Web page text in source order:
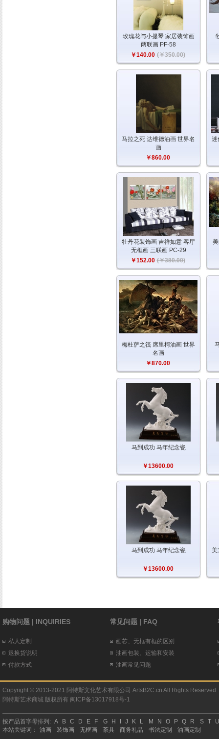
玫瑰花与小提琴 家居装饰画
两联画 PF-58
￥140.00 (￥350.00)
马拉之死 达维德油画 世界名
画
￥860.00
迷
牡丹花装饰画 吉祥如意 客厅
无框画 三联画 PC-29
￥152.00 (￥380.00)
梅杜萨之筏 席里柯油画 世界
名画
￥870.00
马到成功 马年纪念瓷
￥13600.00
马到成功 马年纪念瓷
￥13600.00
美
购物问题 | INQUIRIES
私人定制
退换货说明
付款方式
常见问题 | FAQ
画芯、无框有框的区别
油画包装、运输和安装
油画常见问题
Copyright © 2013-2021 阿特斯文化艺术有限公司 ArtsB2C.cn All Rights Reserved
阿特斯艺术商城 版权所有 闽ICP备13017918号-1
按产品首字母排列: A B C D E F G H J K L M N O P Q R S T
U
本站关键词：
油画 装饰画 无框画 茶具 商务礼品 书法定制 油画定制